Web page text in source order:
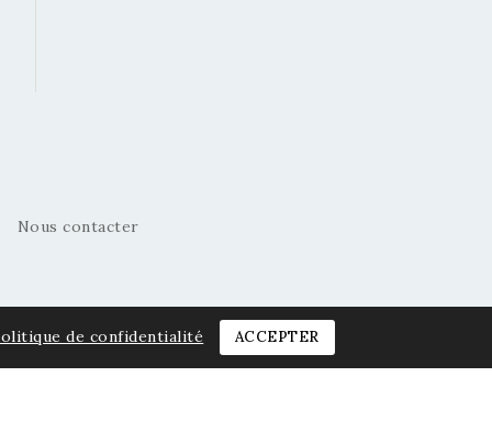
Nous contacter
de confidentialité ACCEPTER